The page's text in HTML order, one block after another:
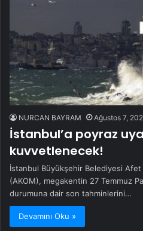
NURCAN BAYRAM Ağustos 7,
İstanbul’a poyraz
kuvvetlenecek!
İstanbul Büyükşehir Belediyesi Afet
(AKOM), megakentin 27 Temmuz
durumuna dair son tahminlerini…
Devamını Oku »